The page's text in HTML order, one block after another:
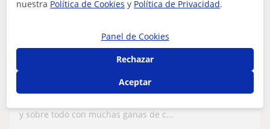
Matemáticas: Matemáticas básicas
Graduada de Ingenieria ofrece clases de
Soy graduada de Master de Ingeniería Fisica, con
y sobre todo con muchas ganas de c...
nuestra Política de Cookies y Política de Privacidad.
Panel de Cookies
Rechazar
Aceptar